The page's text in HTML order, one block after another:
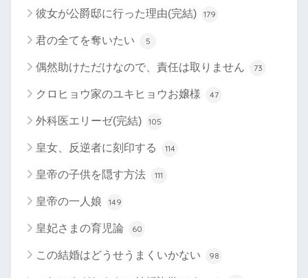
彼女が公爵邸に行った理由(完結) 179
君の全てを奪いたい 5
偶然助けただけなので、責任は取りません 73
クロヒョウ家のユキヒョウお嬢様 47
外科医エリーゼ(完結) 105
皇女、反逆者に刻印する 114
皇帝の子供を隠す方法 111
皇帝の一人娘 149
皇妃さまの育児論 60
この結婚はどうせうまくいかない 98